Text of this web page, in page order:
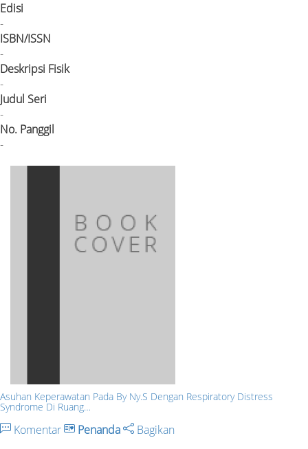
Edisi
-
ISBN/ISSN
-
Deskripsi Fisik
-
Judul Seri
-
No. Panggil
-
Asuhan Keperawatan Pada By Ny.S Dengan Respiratory Distress
Syndrome Di Ruang…
Komentar Penanda Bagikan